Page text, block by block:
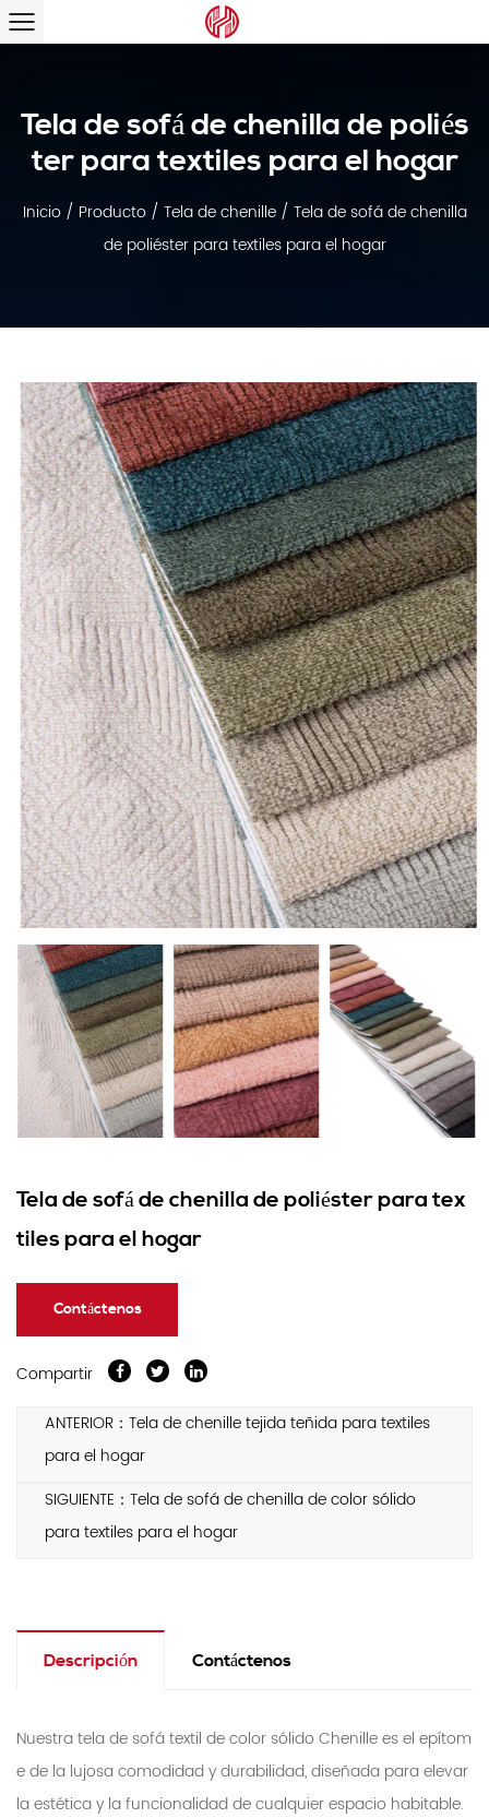
Tela de sofá de chenilla de poliés
ter para textiles para el hogar
Inicio/ Producto/ Tela de chenille/ Tela de sofá de chenilla
de poliéster para textiles para el hogar
Tela de sofá de chenilla de poliéster para tex
tiles para el hogar
Contáctenos
Compartir
ANTERIOR：Tela de chenille tejida teñida para textiles
para el hogar
SIGUIENTE：Tela de sofá de chenilla de color sólido
para textiles para el hogar
Descripción Contáctenos
Nuestra tela de sofá textil de color sólido Chenille es el epítom
e de la lujosa comodidad y durabilidad, diseñada para elevar
la estética y la funcionalidad de cualquier espacio habitable.